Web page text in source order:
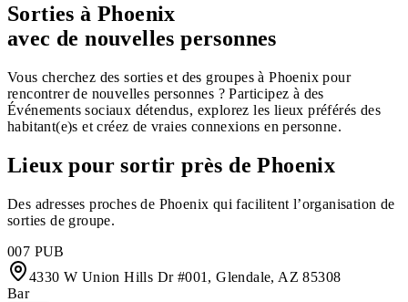
Sorties à Phoenix
avec de nouvelles personnes
Vous cherchez des sorties et des groupes à Phoenix pour
rencontrer de nouvelles personnes ? Participez à des
Événements sociaux détendus, explorez les lieux préférés des
habitant(e)s et créez de vraies connexions en personne.
Lieux pour sortir près de Phoenix
Des adresses proches de Phoenix qui facilitent l’organisation de
sorties de groupe.
007 PUB
4330 W Union Hills Dr #001, Glendale, AZ 85308
Bar